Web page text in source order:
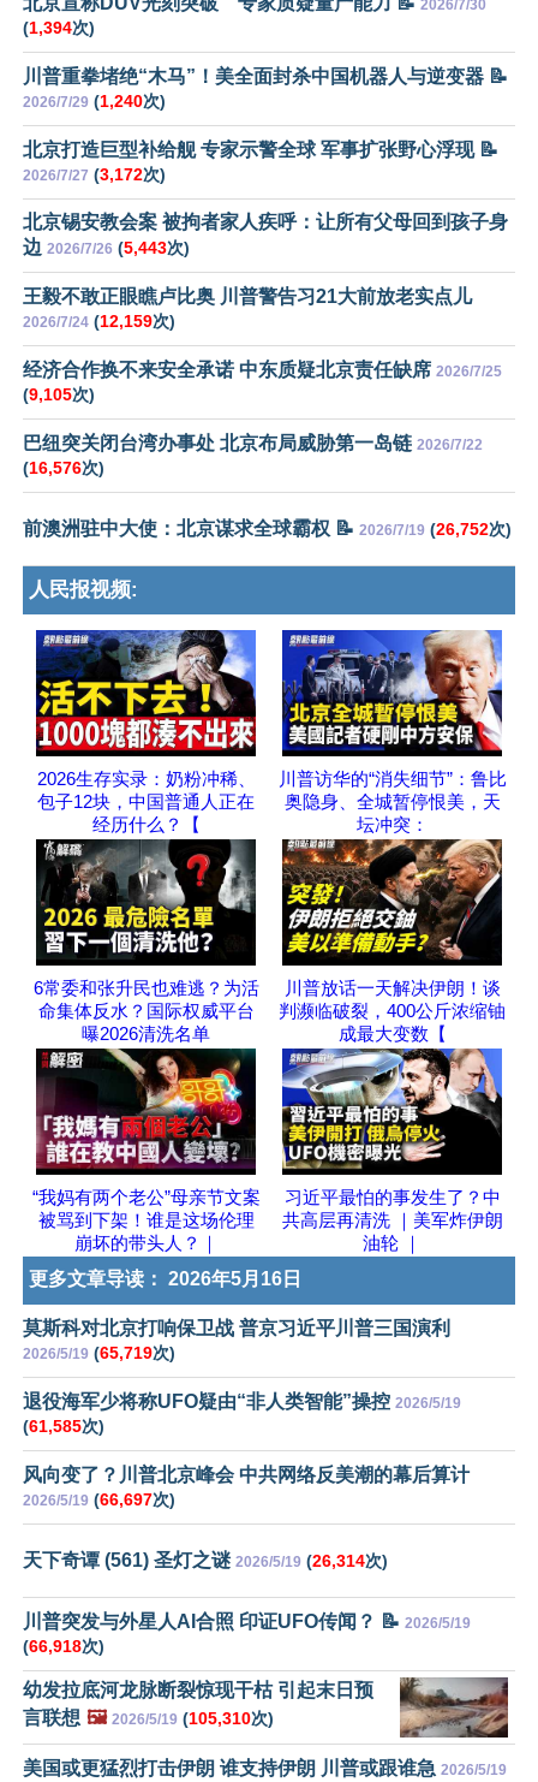
2026/7/30
(1,394次)
川普重拳堵绝“木马”！美全面封杀中国机器人与逆变器 📝
2026/7/29 (1,240次)
北京打造巨型补给舰 专家示警全球 军事扩张野心浮现 📝
2026/7/27 (3,172次)
北京锡安教会案 被拘者家人疾呼：让所有父母回到孩子身
边 2026/7/26 (5,443次)
王毅不敢正眼瞧卢比奥 川普警告习21大前放老实点儿
2026/7/24 (12,159次)
经济合作换不来安全承诺 中东质疑北京责任缺席 2026/7/25
(9,105次)
巴纽突关闭台湾办事处 北京布局威胁第一岛链 2026/7/22
(16,576次)
前澳洲驻中大使：北京谋求全球霸权 📝 2026/7/19 (26,752次)
人民报视频:
2026生存实录：奶粉冲稀、
包子12块，中国普通人正在
经历什么？【
川普访华的“消失细节”：鲁比
奥隐身、全城暂停恨美，天
坛冲突：
6常委和张升民也难逃？为活
命集体反水？国际权威平台
曝2026清洗名单
川普放话一天解决伊朗！谈
判濒临破裂，400公斤浓缩铀
成最大变数【
“我妈有两个老公”母亲节文案
被骂到下架！谁是这场伦理
崩坏的带头人？｜
习近平最怕的事发生了？中
共高层再清洗 ｜美军炸伊朗
油轮 ｜
更多文章导读： 2026年5月16日
莫斯科对北京打响保卫战 普京习近平川普三国演利
2026/5/19 (65,719次)
退役海军少将称UFO疑由“非人类智能”操控 2026/5/19
(61,585次)
风向变了？川普北京峰会 中共网络反美潮的幕后算计
2026/5/19 (66,697次)
天下奇谭 (561) 圣灯之谜 2026/5/19 (26,314次)
川普突发与外星人AI合照 印证UFO传闻？ 📝 2026/5/19
(66,918次)
幼发拉底河龙脉断裂惊现干枯 引起末日预
言联想 🖼️ 2026/5/19 (105,310次)
美国或更猛烈打击伊朗 谁支持伊朗 川普或跟谁急 2026/5/19